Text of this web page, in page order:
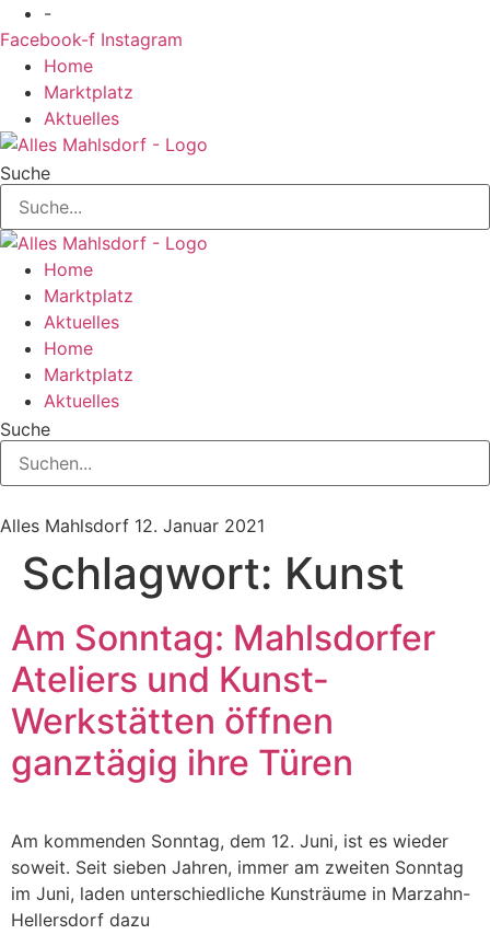
Zum
Inhalt
springen
-
Facebook-f Instagram
Home
Marktplatz
Aktuelles
Suche
Home
Marktplatz
Aktuelles
Home
Marktplatz
Aktuelles
Suche
Alles Mahlsdorf 12. Januar 2021
Schlagwort: Kunst
Am Sonntag: Mahlsdorfer
Ateliers und Kunst-
Werkstätten öffnen
ganztägig ihre Türen
Am kommenden Sonntag, dem 12. Juni, ist es wieder
soweit. Seit sieben Jahren, immer am zweiten Sonntag
im Juni, laden unterschiedliche Kunsträume in Marzahn-
Hellersdorf dazu